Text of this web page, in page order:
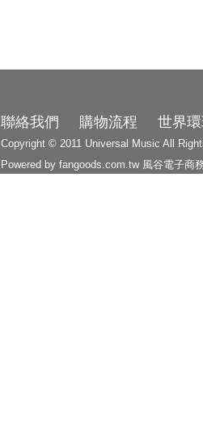
聯絡我們 購物流程 世界
Copyright © 2011 Universal Music All
Powered by fangoods.com.tw 風谷電子商